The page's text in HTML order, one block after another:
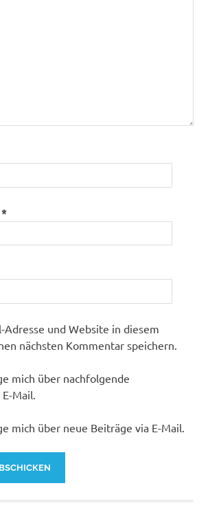
*
Adresse und Website in diesem
nächsten Kommentar speichern.
mich über nachfolgende
Mail.
mich über neue Beiträge via E-Mail.